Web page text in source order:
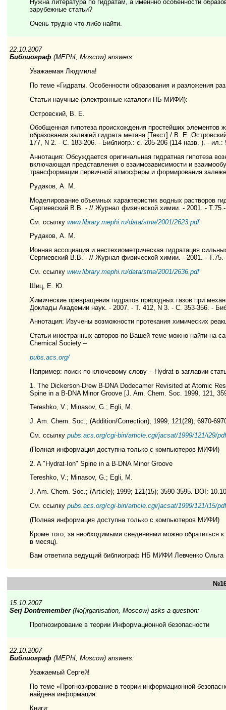
Нужна литература по гидратам, а именнно особенности
зарубежные статьи?
Очень трудно что-либо найти.
22.10.2007
Библиограф (MEPhI, Moscow) answers:
Уважаемая Людмила!
По теме «Гидраты. Особенности образования и разложения
Статьи научные (электронные каталоги НБ МИФИ):
Островский, В. Е.
Обобщенная гипотеза происхождения простейших
образования залежей гидрата метана [Текст] / В. Е.
177, N 2. - С. 183-206. - Библиогр.: с. 205-206 (114 назв. ). - ил.:
Аннотация: Обсуждается оригинальная гидратная гипотеза
включающая представления о взаимозависимости и
трансформации первичной атмосферы и формирования
Рудаков, А. М.
Моделирование объемных характеристик водных растворов
Сергиевский В.В. - // Журнал физической химии. - 2001. -
См. ссылку www.library.mephi.ru/data/stna/2001/2623.pdf
Рудаков, А. М.
Ионная ассоциация и нестехиометрическая гидратация
Сергиевский В.В. - // Журнал физической химии. - 2001. -
См. ссылку www.library.mephi.ru/data/stna/2001/2636.pdf
Шиц, Е. Ю.
Химические превращения гидратов природных газов при
Доклады Академии наук. - 2007. - Т. 412, N 3. - С. 353-356. -
Аннотация: Изучены возможности протекания химических
Статьи иностранных авторов по Вашей теме можно найти на
Chemical Society –
pubs.acs.org/
Например: поиск по ключевому слову – Hydrat в заглавии
1. The Dickerson-Drew B-DNA Dodecamer Revisited at Atomic
Spine in a B-DNA Minor Groove [J. Am. Chem. Soc. 1999, 121,
Tereshko, V.; Minasov, G.; Egli, M.
J. Am. Chem. Soc.; (Addition/Correction); 1999; 121(29); 6970-
См. ссылку pubs.acs.org/cgi-bin/article.cgi/jacsat/1999/121/i29/
(Полная информация доступна только с компьютеров МИФИ)
2. A "Hydrat-Ion" Spine in a B-DNA Minor Groove
Tereshko, V.; Minasov, G.; Egli, M.
J. Am. Chem. Soc.; (Article); 1999; 121(15); 3590-3595. DOI:
См. ссылку pubs.acs.org/cgi-bin/article.cgi/jacsat/1999/121/i15/
(Полная информация доступна только с компьютеров МИФИ)
Кроме того, за необходимыми сведениями можно
в месяц).
Вам ответила ведущий библиограф НБ МИФИ Левченко Ольга
15.10.2007
Serj Dontremember(No()rganisation, Moscow) asks a question:
Прогнозирование в теории Информационной безопасности
22.10.2007
Библиограф (MEPhI, Moscow) answers:
Уважаемый Сергей!
По теме «Прогнозирование в теории информационной
найдена информация:
Книги: